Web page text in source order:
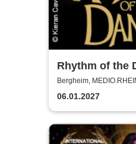
Rhythm of the
2027
Bergheim,
06.01.2027